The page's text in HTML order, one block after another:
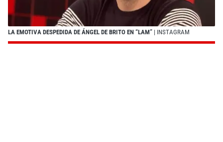
LA EMOTIVA DESPEDIDA DE ÁNGEL DE BRITO EN “LAM” | INSTAGRAM